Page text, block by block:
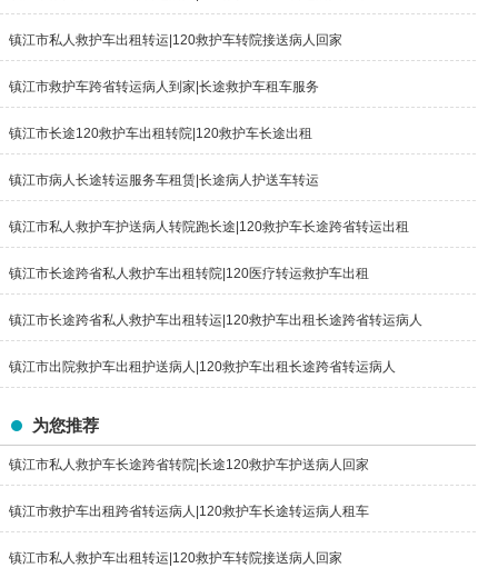
镇江市私人救护车出租转运|120救护车转院接送病人回家
镇江市救护车跨省转运病人到家|长途救护车租车服务
镇江市长途120救护车出租转院|120救护车长途出租
镇江市病人长途转运服务车租赁|长途病人护送车转运
镇江市私人救护车护送病人转院跑长途|120救护车长途跨省转运出租
镇江市长途跨省私人救护车出租转院|120医疗转运救护车出租
镇江市长途跨省私人救护车出租转运|120救护车出租长途跨省转运病人
镇江市出院救护车出租护送病人|120救护车出租长途跨省转运病人
为您推荐
镇江市私人救护车长途跨省转院|长途120救护车护送病人回家
镇江市救护车出租跨省转运病人|120救护车长途转运病人租车
镇江市私人救护车出租转运|120救护车转院接送病人回家